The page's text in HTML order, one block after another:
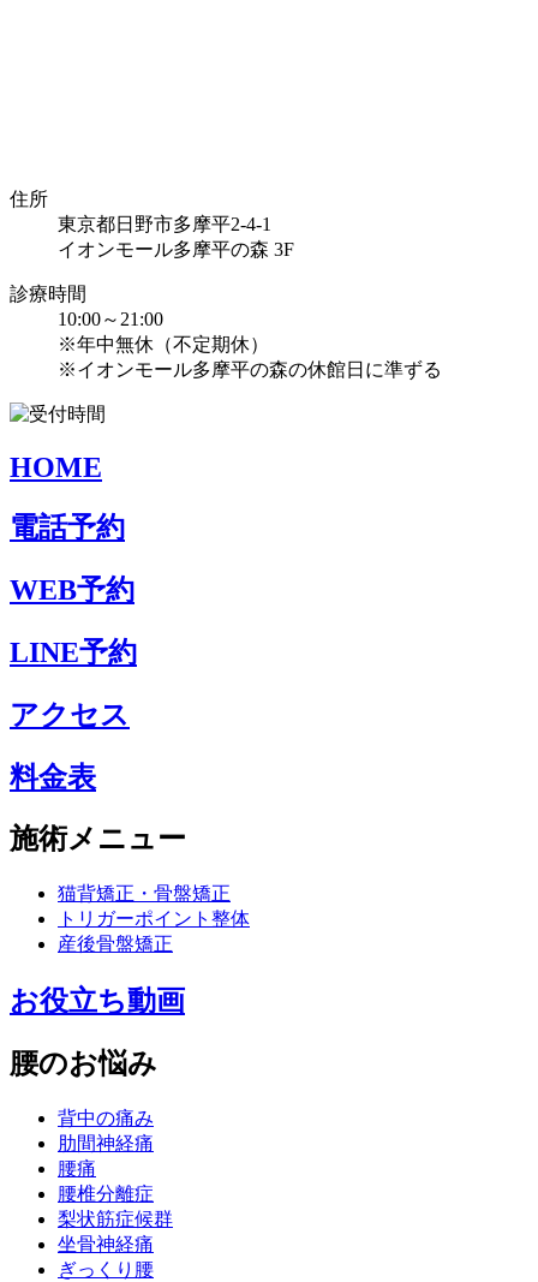
住所
東京都日野市多摩平2-4-1
イオンモール多摩平の森 3F
診療時間
10:00～21:00
※年中無休（不定期休）
※イオンモール多摩平の森の休館日に準ずる
HOME
電話予約
WEB予約
LINE予約
アクセス
料金表
施術メニュー
猫背矯正・骨盤矯正
トリガーポイント整体
産後骨盤矯正
お役立ち動画
腰のお悩み
背中の痛み
肋間神経痛
腰痛
腰椎分離症
梨状筋症候群
坐骨神経痛
ぎっくり腰